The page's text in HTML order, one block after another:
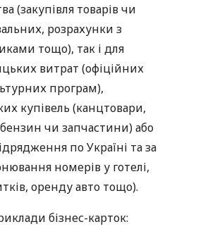
(закупівля товарів чи
розрахунки з
тощо), так і для
витрат (офіційних
програм),
купівель (канцтовари,
бензин чи запчастини) або
по Україні та за
номерів у готелі,
оренду авто тощо).
бізнес-карток: